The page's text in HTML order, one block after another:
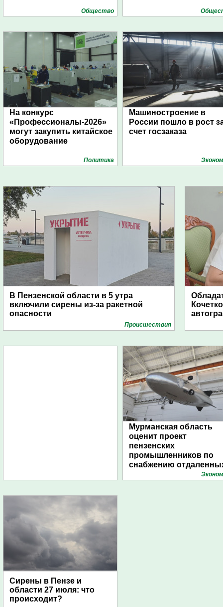
Общество
На конкурс
«Профессионалы-2026»
могут закупить китайское
оборудование
Политика
Машиностроение в
России пошло в рост
счет госзаказа
В Пензенской области в 5 утра
включили сирены из-за ракетной
опасности
Проиcшествия
Мурманская область
оценит проект
пензенских
промышленников по
снабжению
поселений с помощью
Сирены в Пензе и
области 27 июля: что
происходит?